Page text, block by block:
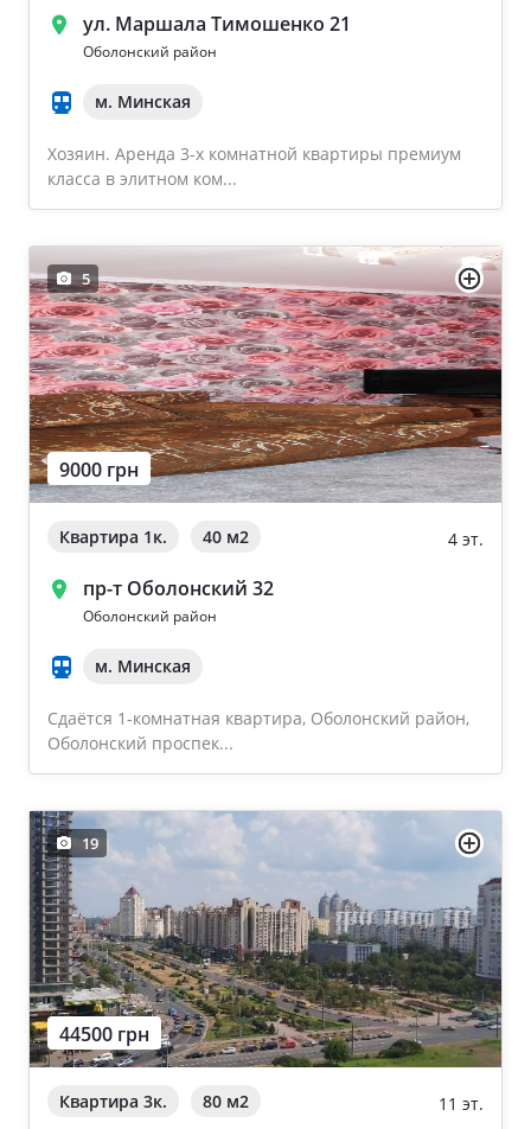
ул. Маршала Тимошенко 21
Оболонский район
м. Минская
Хозяин. Аренда 3-х комнатной квартиры премиум
класса в элитном ком...
5
9000 грн
Квартира 1к. 40 м2 4 эт.
пр-т Оболонский 32
Оболонский район
м. Минская
Сдаётся 1-комнатная квартира, Оболонский район,
Оболонский проспек...
19
44500 грн
Квартира 3к. 80 м2 11 эт.